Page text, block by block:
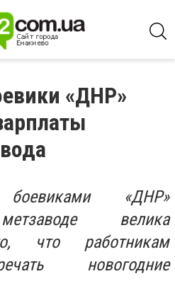
«ДНР»
«ДНР»
велика
что работникам
новогодние